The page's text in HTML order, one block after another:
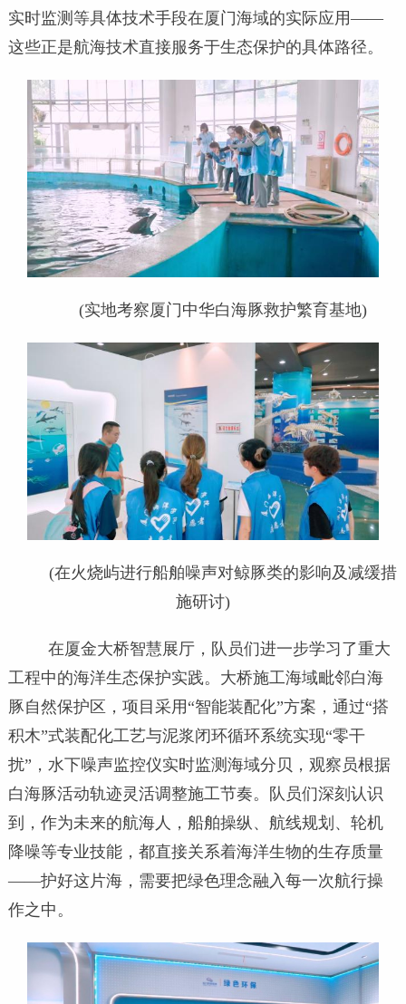
实时监测等具体技术手段在厦门海域的实际应用——
这些正是航海技术直接服务于生态保护的具体路径。
(实地考察厦门中华白海豚救护繁育基地)
(在火烧屿进行船舶噪声对鲸豚类的影响及减缓措
施研讨)
在厦金大桥智慧展厅，队员们进一步学习了重大
工程中的海洋生态保护实践。大桥施工海域毗邻白海
豚自然保护区，项目采用“智能装配化”方案，通过“搭
积木”式装配化工艺与泥浆闭环循环系统实现“零干
扰”，水下噪声监控仪实时监测海域分贝，观察员根据
白海豚活动轨迹灵活调整施工节奏。队员们深刻认识
到，作为未来的航海人，船舶操纵、航线规划、轮机
降噪等专业技能，都直接关系着海洋生物的生存质量
——护好这片海，需要把绿色理念融入每一次航行操
作之中。